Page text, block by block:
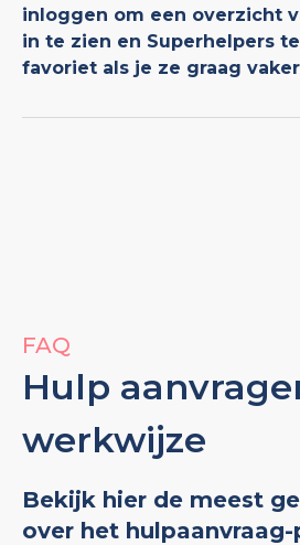
inloggen om een overzicht
in te zien en Superhelpers
favoriet als je ze graag
FAQ
Hulp
werkwijze
Bekijk hier de meest
over het